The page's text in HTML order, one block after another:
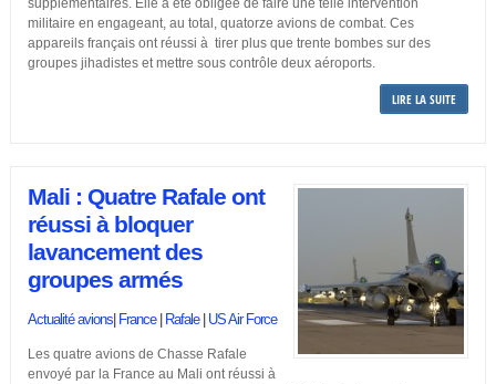
supplémentaires. Elle a été obligée de faire une telle intervention
militaire en engageant, au total, quatorze avions de combat. Ces
appareils français ont réussi à tirer plus que trente bombes sur des
groupes jihadistes et mettre sous contrôle deux aéroports.
LIRE LA SUITE
Mali : Quatre Rafale ont
réussi à bloquer
lavancement des
groupes armés
Actualité avions| France| Rafale| US Air Force
Les quatre avions de Chasse Rafale
envoyé par la France au Mali ont réussi à